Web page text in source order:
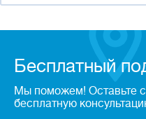
Бесплатный
Мы поможем! Оставьте
бесплатную